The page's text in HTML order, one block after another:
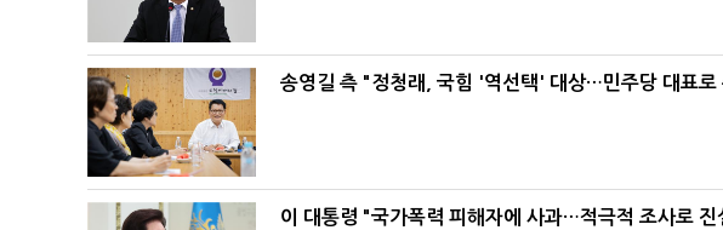
송영길 측 "정청래, 국힘 '역선택' 대상…민주당 대표로
이 대통령 "국가폭력 피해자에 사과…적극적 조사로 진